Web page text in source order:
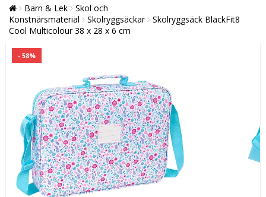
Barn & Lek
Skol och
Konstnärsmaterial
Skolryggsäckar
Skolryggsäck BlackFit8
Cool Multicolour 38 x 28 x 6 cm
- 58%